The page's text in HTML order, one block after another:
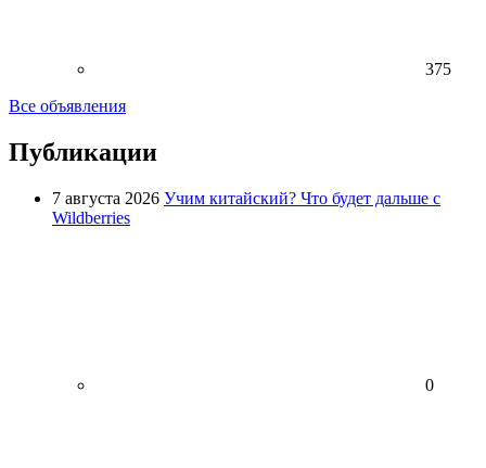
375
Все объявления
Публикации
7 августа 2026 Учим китайский? Что будет дальше с
Wildberries
0